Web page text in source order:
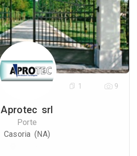
Aprotec srl
Porte
Casoria (NA)
1 9